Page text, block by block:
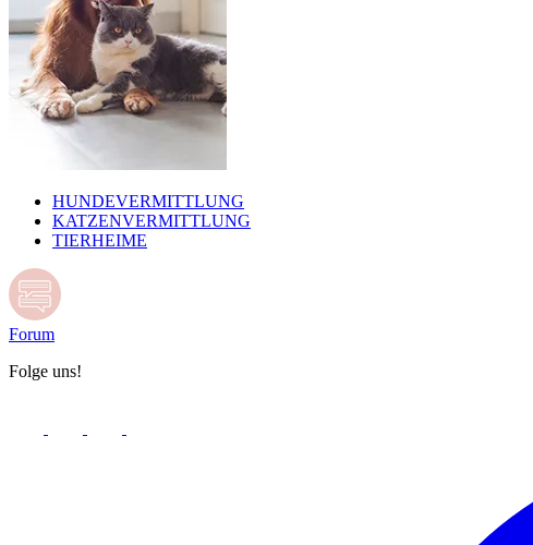
HUNDEVERMITTLUNG
KATZENVERMITTLUNG
TIERHEIME
Forum
Folge uns!